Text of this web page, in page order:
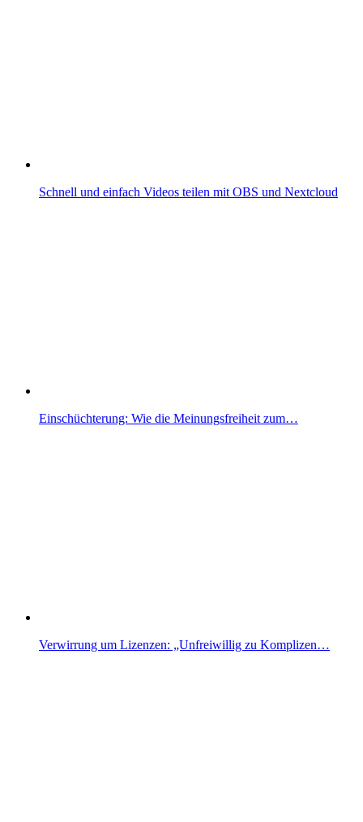
Schnell und einfach Videos teilen mit OBS und Nextcloud
Einschüchterung: Wie die Meinungsfreiheit zum…
Verwirrung um Lizenzen: „Unfreiwillig zu Komplizen…